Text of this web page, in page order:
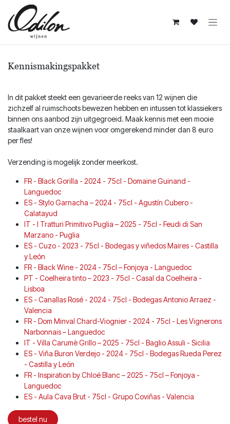
Overslaan naar inhoud
Kennismakingspakket
In dit pakket steekt een gevarieerde reeks van 12 wijnen die
zichzelf al ruimschoots bewezen hebben en intussen tot klassiekers
binnen ons aanbod zijn uitgegroeid. Maak kennis met een mooie
staalkaart van onze wijnen voor omgerekend minder dan 8 euro
per fles!
Verzending is mogelijk zonder meerkost.
FR - Black Gorilla - 2024 - 75cl - Domaine Guinand -
Languedoc
ES - Stylo Garnacha – 2024 - 75cl - Agustín Cubero -
Calatayud
IT - I Tratturi Primitivo Puglia – 2025 - 75cl - Feudi di San
Marzano - Puglia
ES - Cuzo - 2023 - 75cl - Bodegas y viñedos Maires - Castilla
y León
FR - Black Wine - 2024 - 75cl – Fonjoya - Languedoc
PT - Coelheira tinto – 2023 - 75cl - Casal da Coelheira -
Lisboa
ES - Canallas Rosé - 2024 - 75cl - Bodegas Antonio Arraez -
Valencia
FR - Dom Minval Chard-Viognier - 2024 - 75cl - Les Vignerons
Narbonnais – Languedoc
IT - Villa Carumè Grillo – 2025 - 75cl - Baglio Assuli - Sicilia
ES - Viña Buron Verdejo - 2024 - 75cl - Bodegas Rueda Perez
- Castilla y León
FR - Inspiration by Chloé Blanc – 2025 - 75cl – Fonjoya -
Languedoc
ES - Aula Cava Brut - 75cl - Grupo Coviñas - Valencia
bestel nu